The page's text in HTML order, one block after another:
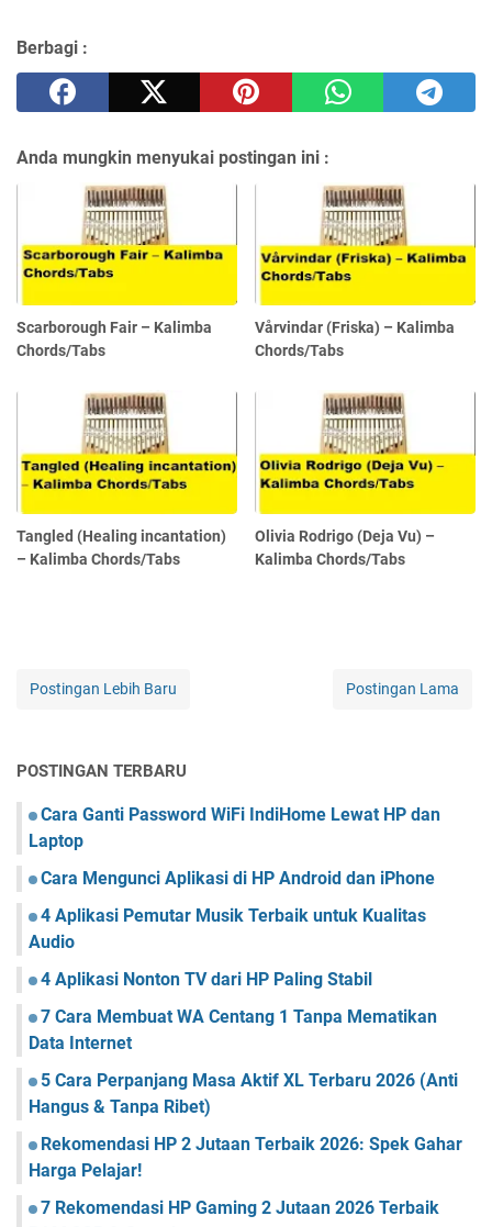
Berbagi :
Anda mungkin menyukai postingan ini :
Scarborough Fair – Kalimba
Chords/Tabs
Vårvindar (Friska) – Kalimba
Chords/Tabs
Tangled (Healing incantation)
– Kalimba Chords/Tabs
Olivia Rodrigo (Deja Vu) –
Kalimba Chords/Tabs
Postingan Lebih Baru Postingan Lama
POSTINGAN TERBARU
Cara Ganti Password WiFi IndiHome Lewat HP dan
Laptop
Cara Mengunci Aplikasi di HP Android dan iPhone
4 Aplikasi Pemutar Musik Terbaik untuk Kualitas
Audio
4 Aplikasi Nonton TV dari HP Paling Stabil
7 Cara Membuat WA Centang 1 Tanpa Mematikan
Data Internet
5 Cara Perpanjang Masa Aktif XL Terbaru 2026 (Anti
Hangus & Tanpa Ribet)
Rekomendasi HP 2 Jutaan Terbaik 2026: Spek Gahar
Harga Pelajar!
7 Rekomendasi HP Gaming 2 Jutaan 2026 Terbaik